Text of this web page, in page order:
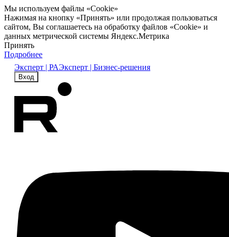
Мы используем файлы «Cookie»
Нажимая на кнопку «Принять» или продолжая пользоваться
сайтом, Вы соглашаетесь на обработку файлов «Cookie» и
данных метрической системы Яндекс.Метрика
Принять
Подробнее
Эксперт | РАЭксперт | Бизнес-решения
Вход